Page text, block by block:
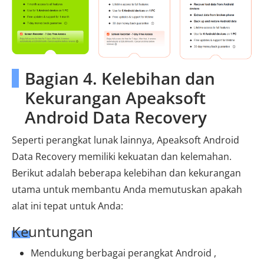
Bagian 4. Kelebihan dan
Kekurangan Apeaksoft
Android Data Recovery
Seperti perangkat lunak lainnya, Apeaksoft Android
Data Recovery memiliki kekuatan dan kelemahan.
Berikut adalah beberapa kelebihan dan kekurangan
utama untuk membantu Anda memutuskan apakah
alat ini tepat untuk Anda:
Keuntungan
Mendukung berbagai perangkat Android ,